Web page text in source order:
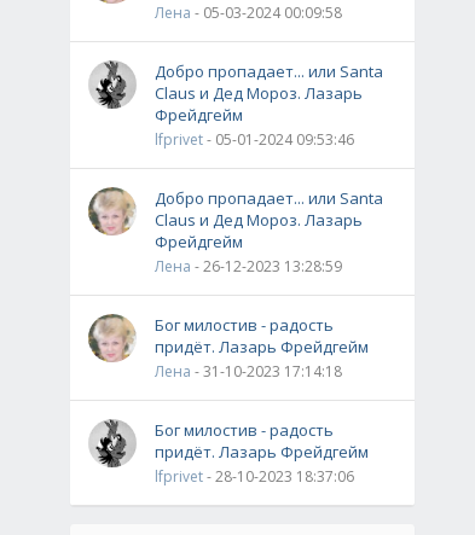
Лена - 05-03-2024 00:09:58
Добро пропадает... или Santa
Claus и Дед Мороз. Лазарь
Фрейдгейм
lfprivet- 05-01-2024 09:53:46
Добро пропадает... или Santa
Claus и Дед Мороз. Лазарь
Фрейдгейм
Лена - 26-12-2023 13:28:59
Бог милостив - радость
придёт. Лазарь Фрейдгейм
Лена - 31-10-2023 17:14:18
Бог милостив - радость
придёт. Лазарь Фрейдгейм
lfprivet- 28-10-2023 18:37:06